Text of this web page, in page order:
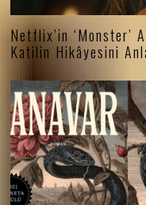
Netflix’in ‘Monster’
Katilin Hikâyesini